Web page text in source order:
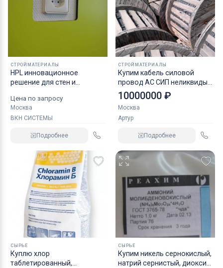
СТРОЙМАТЕРИАЛЫ
HPL инновационное
решение для стен и
помещений и здоровья,
отделка оперблоков и
реанимаций, HPL панели,
Цена по запросу
Москва
ВКН СИСТЕМЫ
Подробнее
СТРОЙМАТЕРИАЛЫ
Купим кабель силовой
провод АС СИП неликвиды
невостребованный по всей
России
10000000 ₽
Москва
Артур
Подробнее
СЫРЬЕ
Куплю хлор
таблетированный,
СЫРЬЕ
Купим никель сернокислый,
натрий сернистый, диоксид